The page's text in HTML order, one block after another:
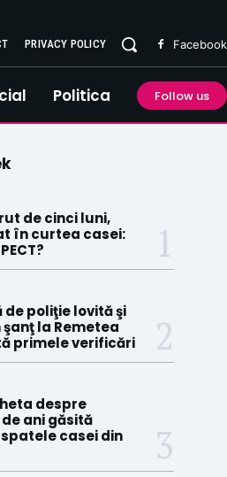
PRIVACY POLICY Facebook
Politica Follow us
de cinci luni,
în curtea casei:
poliţie lovită şi
la Remetea
primele verificări
despre
ani găsită
casei din